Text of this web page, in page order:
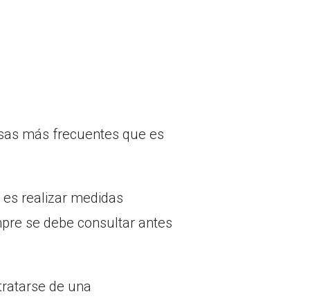
más frecuentes que es
realizar medidas
se debe consultar antes
de una